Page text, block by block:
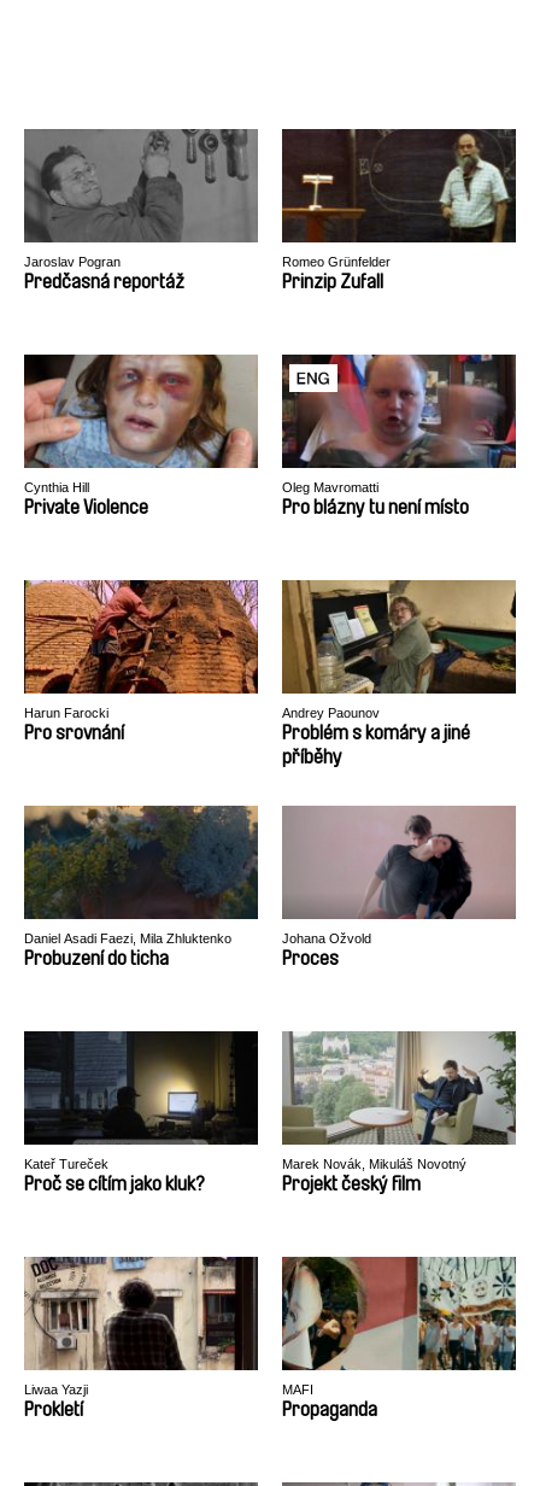
Jaroslav Pogran
Predčasná reportáž
Romeo Grünfelder
Prinzip Zufall
Cynthia Hill
Private Violence
Oleg Mavromatti
Pro blázny tu není místo
Harun Farocki
Pro srovnání
Andrey Paounov
Problém s komáry a jiné
příběhy
Daniel Asadi Faezi, Mila Zhluktenko
Probuzení do ticha
Johana Ožvold
Proces
Kateř Tureček
Proč se cítím jako kluk?
Marek Novák, Mikuláš Novotný
Projekt český film
Liwaa Yazji
Prokletí
MAFI
Propaganda